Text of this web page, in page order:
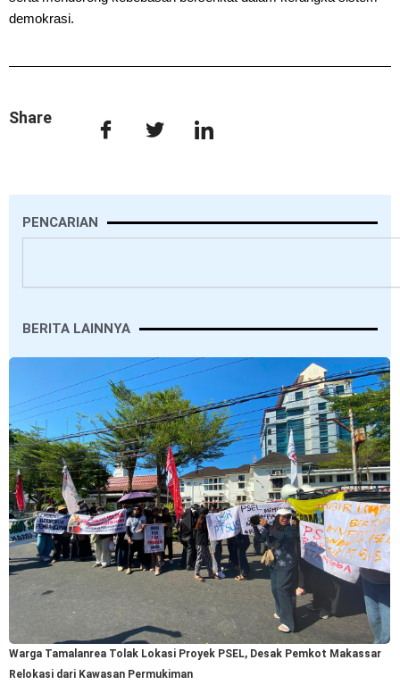
demokrasi.
Share
PENCARIAN
BERITA LAINNYA
Warga Tamalanrea Tolak Lokasi Proyek PSEL, Desak Pemkot Makassar
Relokasi dari Kawasan Permukiman